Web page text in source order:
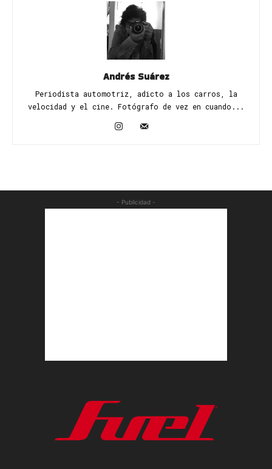
Andrés Suárez
Periodista automotriz, adicto a los carros, la
velocidad y el cine. Fotógrafo de vez en cuando...
- Publicidad -